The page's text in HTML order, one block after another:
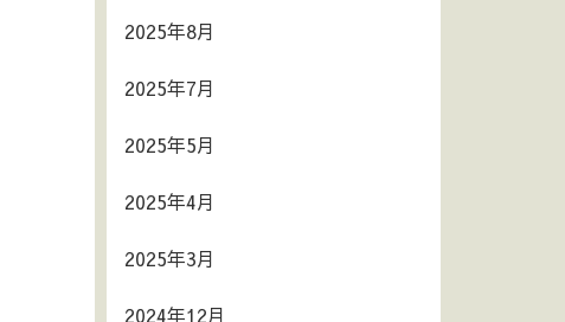
2025年8月
2025年7月
2025年5月
2025年4月
2025年3月
2024年12月